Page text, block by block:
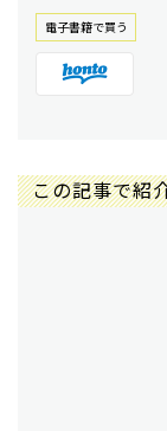
電⼦書籍で買う
この記事で紹